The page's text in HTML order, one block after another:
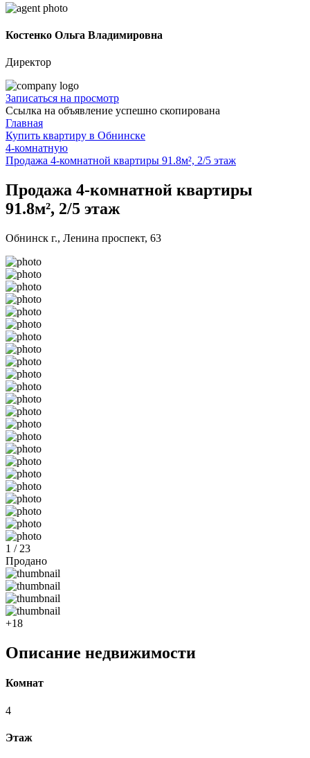
Костенко Ольга Владимировна
Директор
Записаться на просмотр
Ссылка на объявление успешно скопирована
Главная
Купить квартиру в Обнинске
4-комнатную
Продажа 4-комнатной квартиры 91.8м², 2/5 этаж
Продажа 4-комнатной квартиры
91.8м², 2/5 этаж
Обнинск г., Ленина проспект, 63
1 / 23
Продано
+18
Описание недвижимости
Комнат
4
Этаж